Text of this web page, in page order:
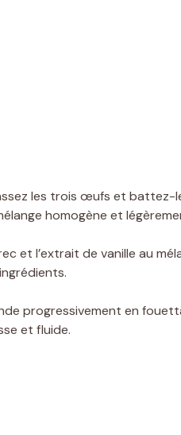
les trois œufs et battez-
homogène et
et l’extrait de vanille au
progressivement en
et fluide.